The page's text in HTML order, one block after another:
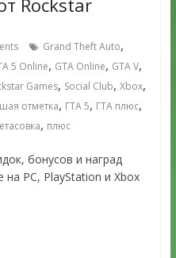
Rockstar
Grand Theft Auto,
5 Online, GTA Online, GTA V,
Games, Social Club, Xbox,
отметка, ГТА 5, ГТА плюс,
, плюс
бонусов и наград
на PC, PlayStation и Xbox